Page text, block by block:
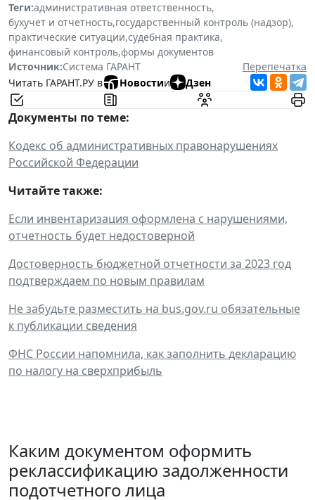
Теги:административная ответственность,
бухучет и отчетность,государственный контроль (надзор),
практические ситуации,судебная практика,
финансовый контроль,формы документов
Источник:Система ГАРАНТ
Перепечатка
Читать ГАРАНТ.РУ в
Новостии Дзен
Документы по теме:
Кодекс об административных правонарушениях
Российской Федерации
Читайте также:
Если инвентаризация оформлена с нарушениями,
отчетность будет недостоверной
Достоверность бюджетной отчетности за 2023 год
подтверждаем по новым правилам
Не забудьте разместить на bus.gov.ru обязательные
к публикации сведения
ФНС России напомнила, как заполнить декларацию
по налогу на сверхприбыль
Каким документом оформить
реклассификацию задолженности
подотчетного лица